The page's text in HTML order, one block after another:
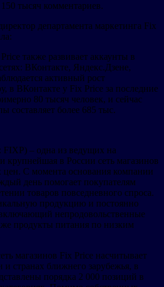
тысяч комментариев.
департамента маркетинга Fix
также развивает аккаунты в
ВКонтакте, Яндекс.Дзене,
активный рост
в ВКонтакте у Fix Price за последние
80 тысяч человек, и сейчас
составляет более 685 тыс.
– одна из ведущих на
в России сеть магазинов
C момента основания компании
день помогает покупателям
товаров повседневного спроса.
продукцию и постоянно
непродовольственные
продукты питания по низким
магазинов Fix Price насчитывает
и странах ближнего зарубежья, в
порядка 2 000 позиций в